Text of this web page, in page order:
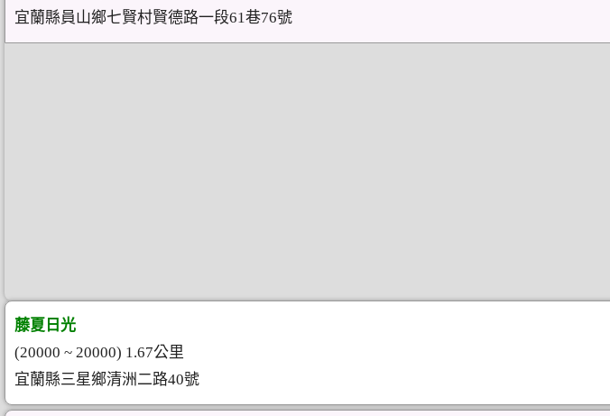
宜蘭縣員山鄉七賢村賢德路一段61巷76號
藤夏日光
(20000 ~ 20000) 1.67公里
宜蘭縣三星鄉清洲二路40號